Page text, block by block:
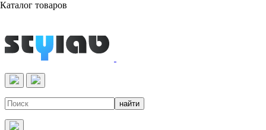
Реактивы & Оборудование
Каталог товаров